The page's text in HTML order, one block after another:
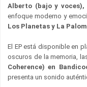
Alberto (bajo y voces),
enfoque moderno y
Los Planetas y La
El EP está disponible en
oscuros de la memoria,
Coherence) en
presenta un sonido